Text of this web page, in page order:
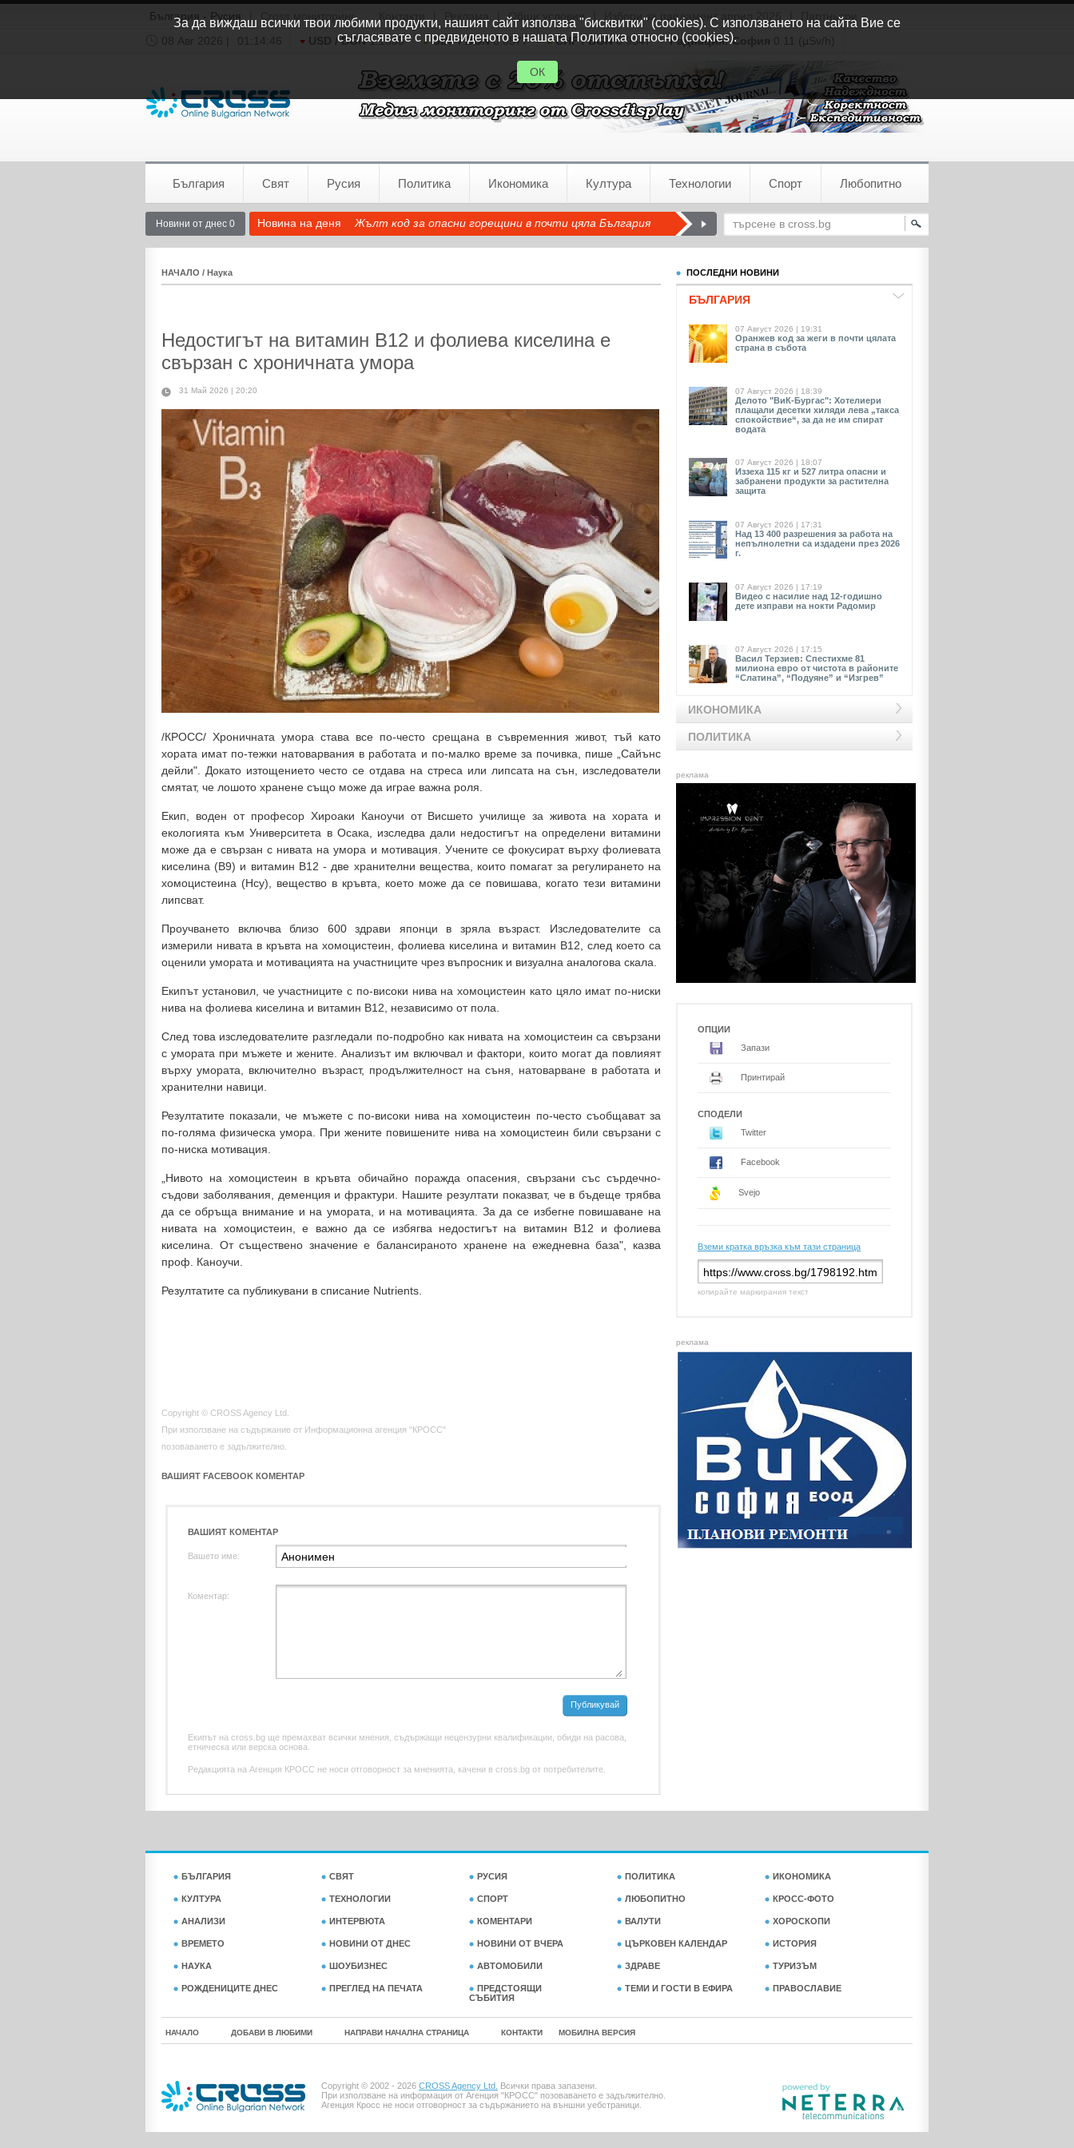
България - Русия Cross мониторинг Общи условия Избори за парламент април 2026
Партньори
08 Авг 2026 |
01:14:46 USD / BGN1.1535 GBP / BGN0.8577 CHF / BGN0.9347 Радиация:София 0.11 (µSv/h)
България Свят Русия Политика Икономика Култура Технологии Спорт Любопитно
Новини от днес 0 Новина на деня Жълт код за опасни горещини в почти цяла България
НАЧАЛО / Наука
Недостигът на витамин B12 и фолиева киселина е
свързан с хроничната умора
31 Май 2026 | 20:20
/КРОСС/ Хроничната умора става все по-често срещана в съвременния живот, тъй като
хората имат по-тежки натоварвания в работата и по-малко време за почивка, пише „Сайънс
дейли". Докато изтощението често се отдава на стреса или липсата на сън, изследователи
смятат, че лошото хранене също може да играе важна роля.
Екип, воден от професор Хироаки Каноучи от Висшето училище за живота на хората и
екологията към Университета в Осака, изследва дали недостигът на определени витамини
може да е свързан с нивата на умора и мотивация. Учените се фокусират върху фолиевата
киселина (B9) и витамин B12 - две хранителни вещества, които помагат за регулирането на
хомоцистеина (Hcy), вещество в кръвта, което може да се повишава, когато тези витамини
липсват.
Проучването включва близо 600 здрави японци в зряла възраст. Изследователите са
измерили нивата в кръвта на хомоцистеин, фолиева киселина и витамин B12, след което са
оценили умората и мотивацията на участниците чрез въпросник и визуална аналогова скала.
Екипът установил, че участниците с по-високи нива на хомоцистеин като цяло имат по-ниски
нива на фолиева киселина и витамин B12, независимо от пола.
След това изследователите разгледали по-подробно как нивата на хомоцистеин са свързани
с умората при мъжете и жените. Анализът им включвал и фактори, които могат да повлияят
върху умората, включително възраст, продължителност на съня, натоварване в работата и
хранителни навици.
Резултатите показали, че мъжете с по-високи нива на хомоцистеин по-често съобщават за
по-голяма физическа умора. При жените повишените нива на хомоцистеин били свързани с
по-ниска мотивация.
„Нивото на хомоцистеин в кръвта обичайно поражда опасения, свързани със сърдечно-
съдови заболявания, деменция и фрактури. Нашите резултати показват, че в бъдеще трябва
да се обръща внимание и на умората, и на мотивацията. За да се избегне повишаване на
нивата на хомоцистеин, е важно да се избягва недостигът на витамин B12 и фолиева
киселина. От съществено значение е балансираното хранене на ежедневна база", казва
проф. Каноучи.
Резултатите са публикувани в списание Nutrients.
Copyright © CROSS Agency Ltd.
При използване на съдържание от Информационна агенция "КРОСС"
позоваването е задължително.
ВАШИЯТ FACEBOOK КОМЕНТАР
ВАШИЯТ КОМЕНТАР
Вашето име:
Коментар:
Публикувай
Екипът на cross.bg ще премахват всички мнения, съдържащи нецензурни квалификации, обиди на расова,
етническа или верска основа.
Редакцията на Агенция КРОСС не носи отговорност за мненията, качени в cross.bg от потребителите.
ПОСЛЕДНИ НОВИНИ
БЪЛГАРИЯ
07 Август 2026 | 19:31
Оранжев код за жеги в почти цялата
страна в събота
07 Август 2026 | 18:39
Делото "ВиК-Бургас": Хотелиери
плащали десетки хиляди лева „такса
спокойствие“, за да не им спират
водата
07 Август 2026 | 18:07
Иззеха 115 кг и 527 литра опасни и
забранени продукти за растителна
защита
07 Август 2026 | 17:31
Над 13 400 разрешения за работа на
непълнолетни са издадени през 2026
г.
07 Август 2026 | 17:19
Видео с насилие над 12-годишно
дете изправи на нокти Радомир
07 Август 2026 | 17:15
Васил Терзиев: Спестихме 81
милиона евро от чистота в районите
“Слатина”, “Подуяне” и “Изгрев”
ИКОНОМИКА
ПОЛИТИКА
реклама
ОПЦИИ
Запази
Принтирай
СПОДЕЛИ
Twitter
Facebook
Svejo
Вземи кратка връзка към тази страница
копирайте маркирания текст
реклама
БЪЛГАРИЯ СВЯТ РУСИЯ ПОЛИТИКА ИКОНОМИКА
КУЛТУРА ТЕХНОЛОГИИ СПОРТ ЛЮБОПИТНО КРОСС-ФОТО
АНАЛИЗИ ИНТЕРВЮТА КОМЕНТАРИ ВАЛУТИ ХОРОСКОПИ
ВРЕМЕТО НОВИНИ ОТ ДНЕС НОВИНИ ОТ ВЧЕРА ЦЪРКОВЕН КАЛЕНДАР ИСТОРИЯ
НАУКА ШОУБИЗНЕС АВТОМОБИЛИ ЗДРАВЕ ТУРИЗЪМ
РОЖДЕНИЦИТЕ ДНЕС ПРЕГЛЕД НА ПЕЧАТА
ПРЕДСТОЯЩИ
СЪБИТИЯ
ТЕМИ И ГОСТИ В ЕФИРА ПРАВОСЛАВИЕ
НАЧАЛО ДОБАВИ В ЛЮБИМИ НАПРАВИ НАЧАЛНА СТРАНИЦА КОНТАКТИ МОБИЛНА ВЕРСИЯ
Copyright © 2002 - 2026 CROSS Agency Ltd. Всички права запазени.
При използване на информация от Агенция "КРОСС" позоваването е задължително.
Агенция Кросс не носи отговорност за съдържанието на външни уебстраници.
За да виждаш всички твои любими продукти, нашият сайт използва "бисквитки" (cookies). С използването на сайта Вие се
съгласявате с предвиденото в нашата Политика относно (cookies).
ОК